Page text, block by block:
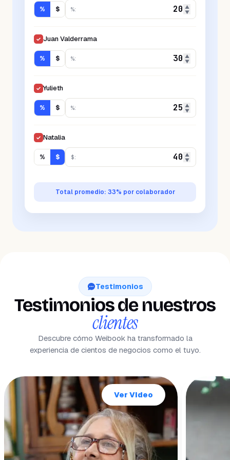
% $ %:
▲
▼
✓ Juan Valderrama
% $ %:
▲
▼
✓ Yulieth
% $ %:
▲
▼
✓ Natalia
% $ $:
▲
▼
Total promedio: 33% por colaborador
Testimonios
Testimonios de nuestros
clientes
Descubre cómo Weibook ha transformado la
experiencia de cientos de negocios como el tuyo.
Ver Video